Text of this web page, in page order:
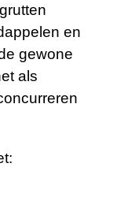
en
gewone
als